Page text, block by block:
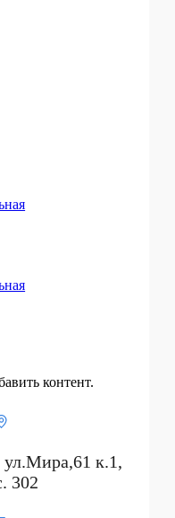
контент.
ул.Мира,61 к.1,
302